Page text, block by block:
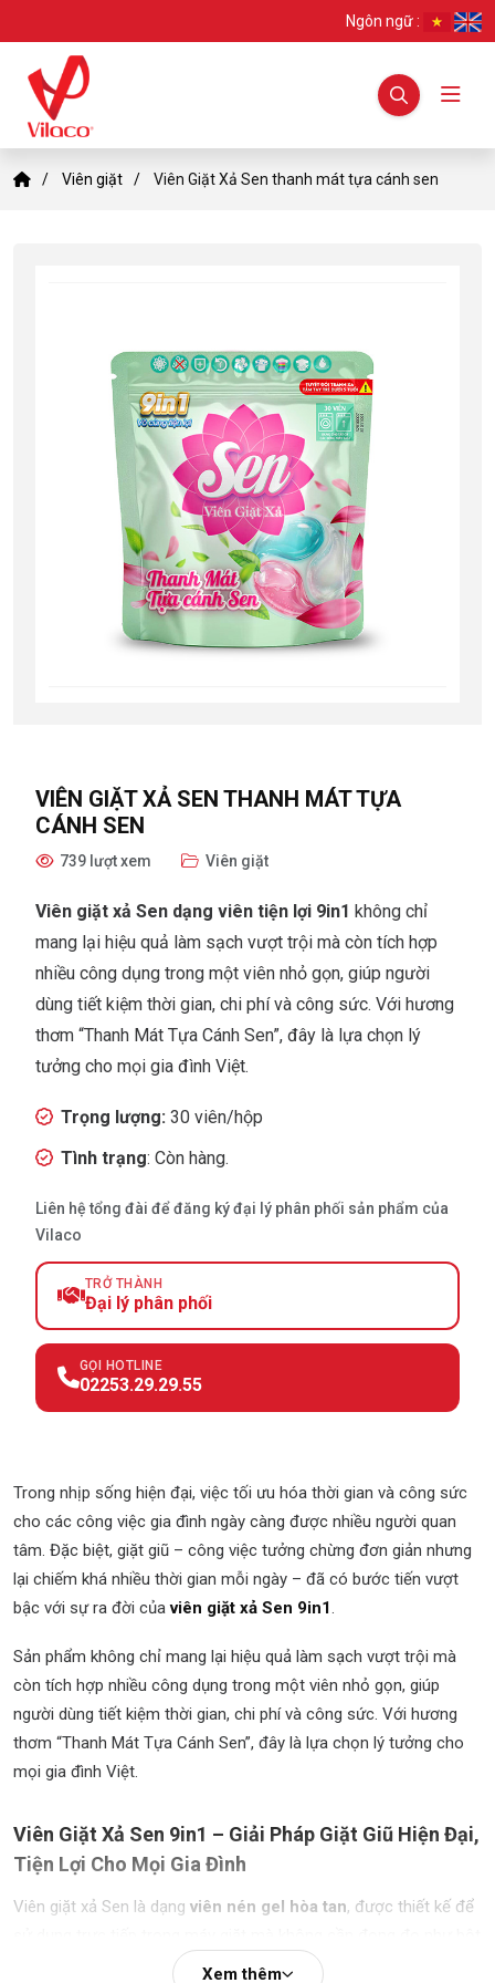
Ngôn ngữ :
Viên giặt Viên Giặt Xả Sen thanh mát tựa cánh sen
VIÊN GIẶT XẢ SEN THANH MÁT TỰA
CÁNH SEN
739 lượt xem Viên giặt
Viên giặt xả Sen dạng viên tiện lợi 9in1 không chỉ
mang lại hiệu quả làm sạch vượt trội mà còn tích hợp
nhiều công dụng trong một viên nhỏ gọn, giúp người
dùng tiết kiệm thời gian, chi phí và công sức. Với hương
thơm “Thanh Mát Tựa Cánh Sen”, đây là lựa chọn lý
tưởng cho mọi gia đình Việt.
Trọng lượng: 30 viên/hộp
Tình trạng: Còn hàng.
Liên hệ tổng đài để đăng ký đại lý phân phối sản phẩm của
Vilaco
TRỞ THÀNH
Đại lý phân phối
GỌI HOTLINE
02253.29.29.55
Trong nhịp sống hiện đại, việc tối ưu hóa thời gian và công sức
cho các công việc gia đình ngày càng được nhiều người quan
tâm. Đặc biệt, giặt giũ – công việc tưởng chừng đơn giản nhưng
lại chiếm khá nhiều thời gian mỗi ngày – đã có bước tiến vượt
bậc với sự ra đời củaviên giặt xả Sen 9in1.
Sản phẩm không chỉ mang lại hiệu quả làm sạch vượt trội mà
còn tích hợp nhiều công dụng trong một viên nhỏ gọn, giúp
người dùng tiết kiệm thời gian, chi phí và công sức. Với hương
thơm “Thanh Mát Tựa Cánh Sen”, đây là lựa chọn lý tưởng cho
mọi gia đình Việt.
Viên Giặt Xả Sen 9in1 – Giải Pháp Giặt Giũ Hiện Đại,
Tiện Lợi Cho Mọi Gia Đình
Viên giặt xả Sen là dạng viên nén gel hòa tan, được thiết kế để
giặt hoặc nước giặt truyền thống.
Xem thêm